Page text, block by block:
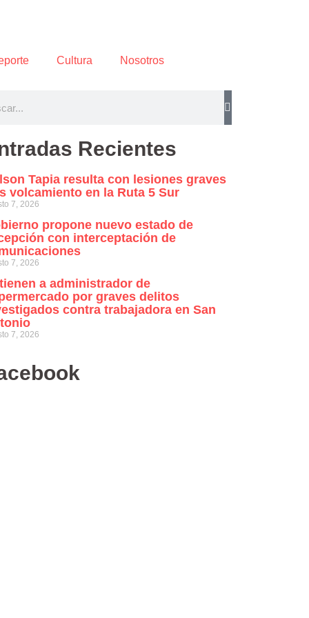
Cultura Nosotros
Recientes
Tapia resulta con lesiones graves
volcamiento en la Ruta 5 Sur
7, 2026
propone nuevo estado de
con interceptación de
7, 2026
a administrador de
por graves delitos
contra trabajadora en San
7, 2026